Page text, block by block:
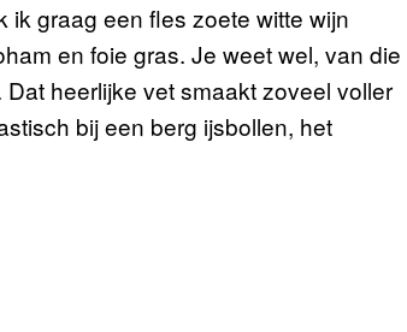
ik graag een fles zoete witte wijn
en foie gras. Je weet wel, van die
heerlijke vet smaakt zoveel voller
bij een berg ijsbollen, het